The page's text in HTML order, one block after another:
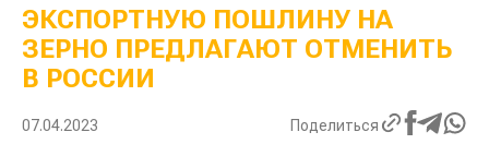
ЭКСПОРТНУЮ ПОШЛИНУ НА
ЗЕРНО ПРЕДЛАГАЮТ ОТМЕНИТЬ
В РОССИИ
07.04.2023 Поделиться